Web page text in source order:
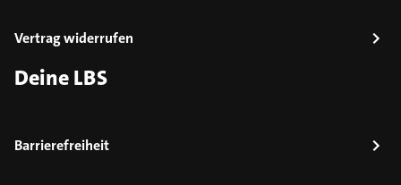
Vertrag widerrufen
Deine LBS
Barrierefreiheit